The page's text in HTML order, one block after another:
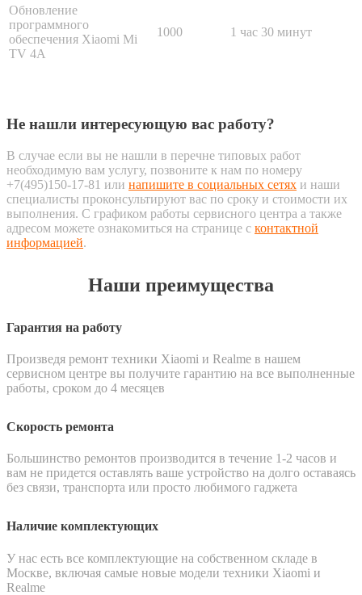
Обновление
программного
обеспечения Xiaomi Mi
TV 4A
1000 1 час 30 минут
Не нашли интересующую вас работу?
В случае если вы не нашли в перечне типовых работ
необходимую вам услугу, позвоните к нам по номеру
+7(495)150-17-81 или напишите в социальных сетях и наши
специалисты проконсультируют вас по сроку и стоимости их
выполнения. С графиком работы сервисного центра а также
адресом можете ознакомиться на странице с контактной
информацией.
Наши преимущества
Гарантия на работу
Произведя ремонт техники Xiaomi и Realme в нашем
сервисном центре вы получите гарантию на все выполненные
работы, сроком до 4 месяцев
Скорость ремонта
Большинство ремонтов производится в течение 1-2 часов и
вам не придется оставлять ваше устройство на долго оставаясь
без связи, транспорта или просто любимого гаджета
Наличие комплектующих
У нас есть все комплектующие на собственном складе в
Москве, включая самые новые модели техники Xiaomi и
Realme